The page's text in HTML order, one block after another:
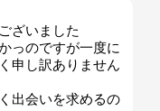
ざいました
っのですが一度に
申し訳ありません
出会いを求めるの